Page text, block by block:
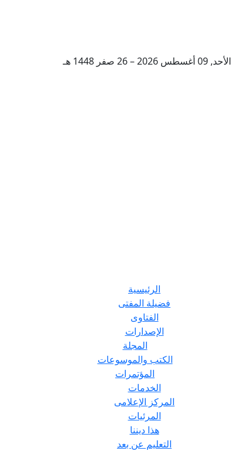
الأحد, 09 أغسطس 2026 – 26 صفر 1448 هـ
الرئيسية
فضيلة المفتى
الفتاوى
الإصدارات
المجلة
الكتب والموسوعات
المؤتمرات
الخدمات
المركز الإعلامى
المرئيات
هذا ديننا
التعليم عن بعد